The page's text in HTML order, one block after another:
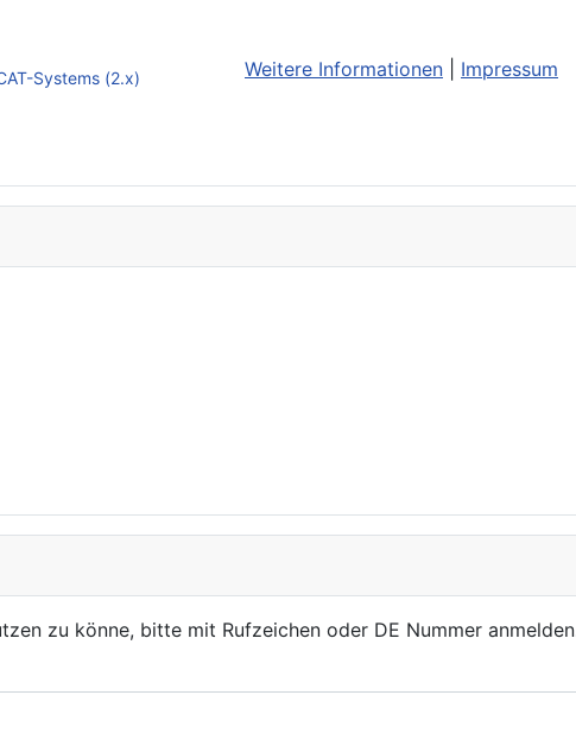
Systems (2.x)
zu könne, bitte mit Rufzeichen oder DE Nummer
Weitere Informationen
Impressum